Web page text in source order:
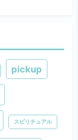
pickup
スピリチュアル